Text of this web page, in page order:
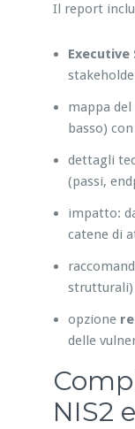
Il report
Executive
mappa
basso)
dettagli
(passi,
impatto:
catene di
strutturali)
opzione
delle
NIS2